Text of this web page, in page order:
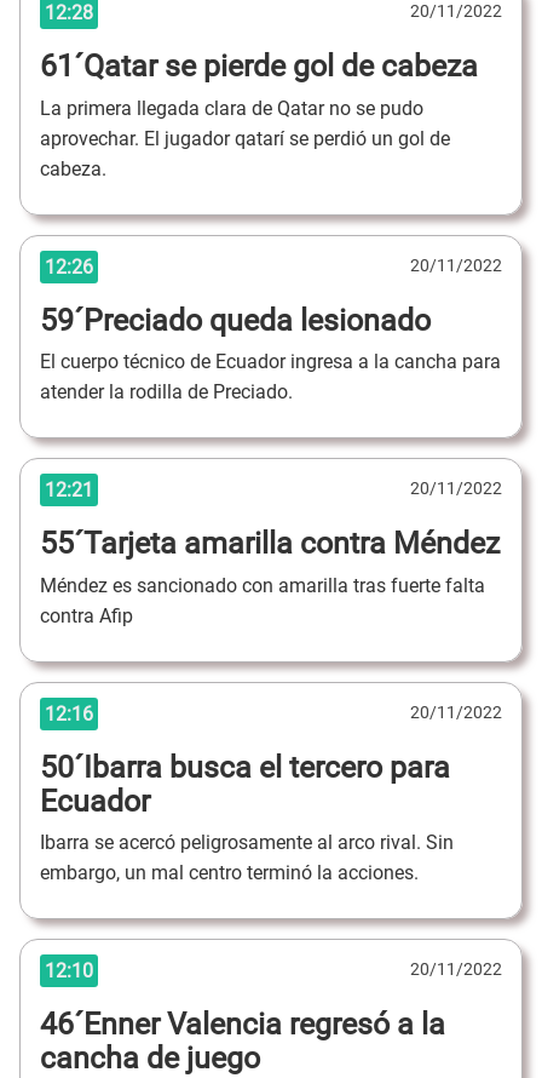
12:28 20/11/2022
61´Qatar se pierde gol de cabeza
La primera llegada clara de Qatar no se pudo
aprovechar. El jugador qatarí se perdió un gol de
cabeza.
12:26 20/11/2022
59´Preciado queda lesionado
El cuerpo técnico de Ecuador ingresa a la cancha para
atender la rodilla de Preciado.
12:21 20/11/2022
55´Tarjeta amarilla contra Méndez
Méndez es sancionado con amarilla tras fuerte falta
contra Afip
12:16 20/11/2022
50´Ibarra busca el tercero para
Ecuador
Ibarra se acercó peligrosamente al arco rival. Sin
embargo, un mal centro terminó la acciones.
12:10 20/11/2022
46´Enner Valencia regresó a la
cancha de juego